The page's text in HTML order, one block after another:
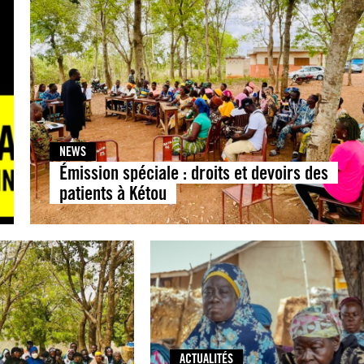
NEWS
Émission spéciale : droits et devoirs des
patients à Kétou
ACTUALITÉS